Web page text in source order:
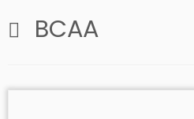
BCAA